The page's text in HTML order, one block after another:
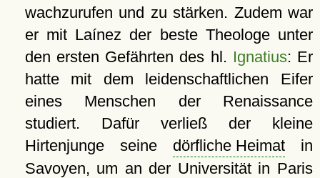
wachzurufen und zu stärken. Zudem war
er mit Laínez der beste Theologe unter
den ersten Gefährten des hl. Ignatius: Er
hatte mit dem leidenschaftlichen Eifer
eines Menschen der Renaissance
studiert. Dafür verließ der kleine
Hirtenjunge seine dörfliche Heimatin
Savoyen, um an der Universität in Paris